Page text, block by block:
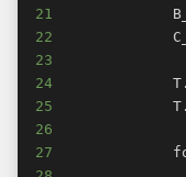
21
22
23
24
25
26
27